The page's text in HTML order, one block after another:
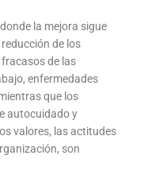
la mejora sigue
de los
de las
enfermedades
que los
autocuidado y
valores, las actitudes
son